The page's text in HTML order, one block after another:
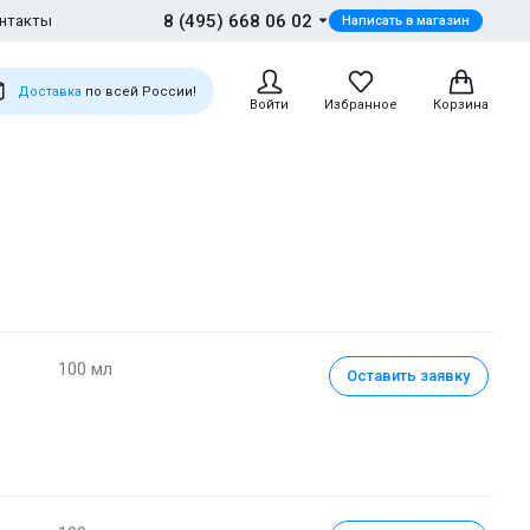
8 (495) 668 06 02 Написать в магазин
Доставка по всей России!
Войти
Избранное Корзина
100 мл Оставить заявку